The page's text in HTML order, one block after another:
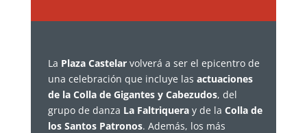
La Plaza Castelarvolverá a ser el epicentro de
una celebración que incluye las actuaciones
de la Colla de Gigantes y Cabezudos, del
grupo de danza La Faltriqueray de la Colla de
los Santos Patronos. Además, los más